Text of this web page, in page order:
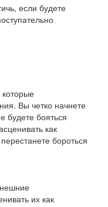
если будете
Вы четко начнете
будете бояться
как
бороться
их как